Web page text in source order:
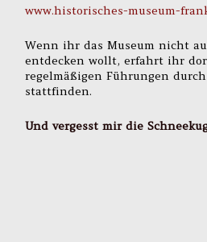
www.historisches-museum-
Wenn ihr das Museum nicht
entdecken wollt, erfahrt ihr
regelmäßigen Führungen
stattfinden.
Und vergesst mir die